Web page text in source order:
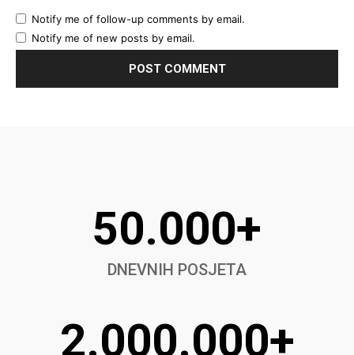
Notify me of follow-up comments by email.
Notify me of new posts by email.
50.000+
DNEVNIH POSJETA
2.000.000+